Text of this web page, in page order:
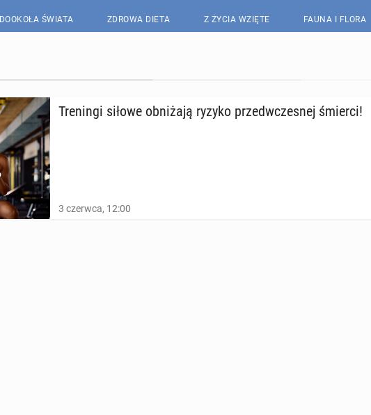
DOOKOŁA ŚWIATA ZDROWA DIETA Z ŻYCIA WZIĘTE FAUNA I FLORA
Tre­nin­gi siłowe ob­ni­ża­ją ryzyko przed­wcze­snej śmierci!
3 czerwca, 12:00